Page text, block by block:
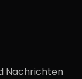
Nachrichten